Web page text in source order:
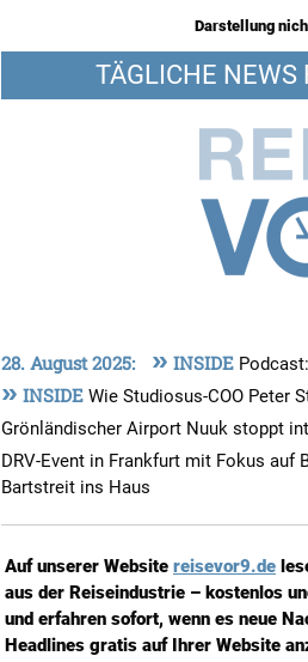
Darstellung
TÄGLICHE NEWS
28. August 2025: » INSIDE
» INSIDE Wie Studiosus-COO Peter
Grönländischer Airport Nuuk stoppt
DRV-Event in Frankfurt mit Fokus auf
Bartstreit ins Haus
Auf unserer Website reisevor9.de
aus der Reiseindustrie – kostenlos
und erfahren sofort, wenn es neue
Headlines gratis auf Ihrer Website